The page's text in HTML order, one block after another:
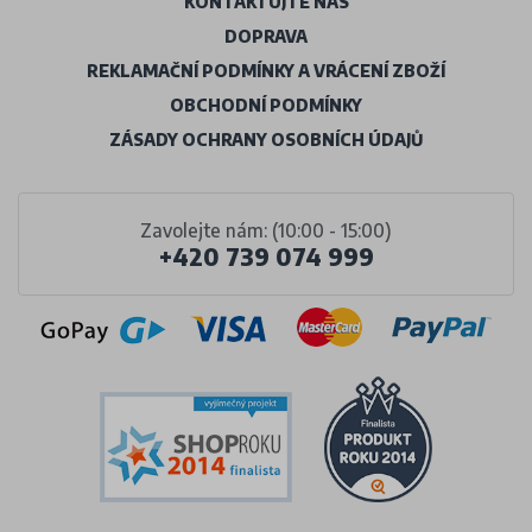
Zavolejte nám: (10:00 - 15:00)
+420 739 074 999
DOPRAVA
REKLAMAČNÍ PODMÍNKY A VRÁCENÍ ZBOŽÍ
OBCHODNÍ PODMÍNKY
ZÁSADY OCHRANY OSOBNÍCH ÚDAJŮ